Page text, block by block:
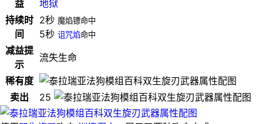
益
地狱
持续时
间
2秒 魔焰镖命中
5秒 诅咒焰命中
减益提
示
流失生命
稀有度
卖出
25